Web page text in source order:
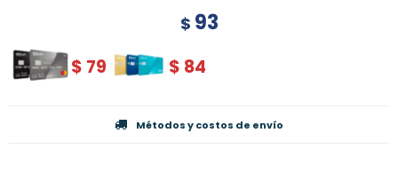
$ 93
$ 79 $ 84
Métodos y costos de envío